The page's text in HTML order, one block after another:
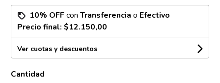
10% OFFconTransferencia o Efectivo
Precio final:$12.150,00
Ver cuotas y descuentos
Cantidad